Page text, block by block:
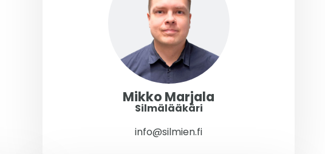
Mikko Marjala
Silmälääkäri
info@silmien.fi